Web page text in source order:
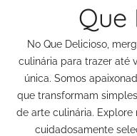
conteúdo
Que
No Que Delicioso,
culinária para trazer até
única. Somos
que transformam
de arte culinária.
cuidadosamente